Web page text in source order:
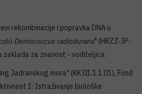
rekombinacije i popravka DNA u
i Deinococcus radiodurans" (HRZZ-IP-
zaklada za znanost - voditeljica
Jadranskog mora" (KK.01.1.1.01), Fond
1: Istraživanje biološke